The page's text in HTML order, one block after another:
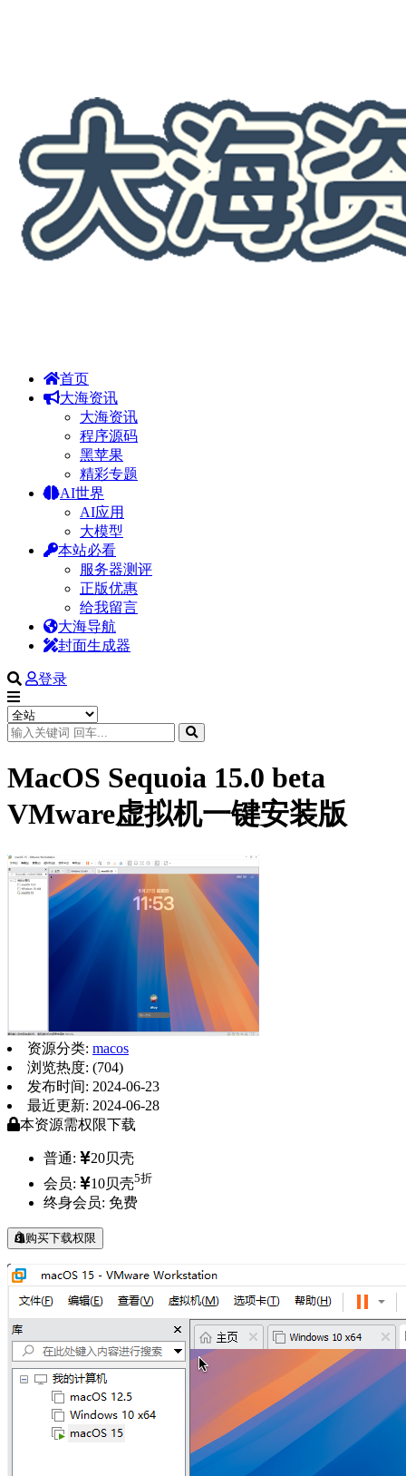
首页
大海资讯
大海资讯
程序源码
黑苹果
精彩专题
AI世界
AI应用
大模型
本站必看
服务器测评
正版优惠
给我留言
大海导航
封面生成器
登录
MacOS Sequoia 15.0 beta
VMware虚拟机一键安装版
资源分类: macos
浏览热度: (704)
发布时间: 2024-06-23
最近更新: 2024-06-28
本资源需权限下载
普通:
20贝壳
会员:
10贝壳5折
终身会员: 免费
购买下载权限